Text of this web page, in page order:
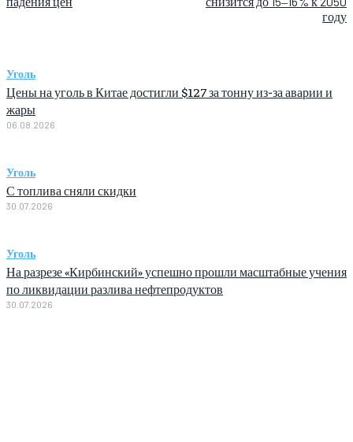
году
Уголь
Цены на уголь в Китае достигли $127 за тонну из-за аварии и
жары
06.08.2026
Уголь
С топлива сняли скидки
30.07.2026
Уголь
На разрезе «Кирбинский» успешно прошли масштабные учения
по ликвидации разлива нефтепродуктов
30.07.2026